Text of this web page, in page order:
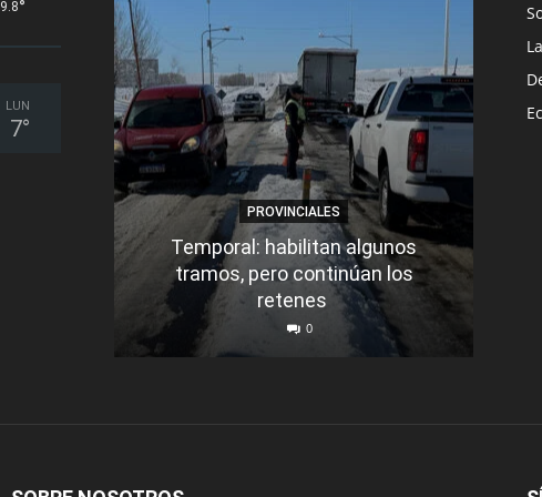
9.8°
LUN
7°
PROVINCIALES
Temporal: habilitan algunos
tramos, pero continúan los
retenes
0